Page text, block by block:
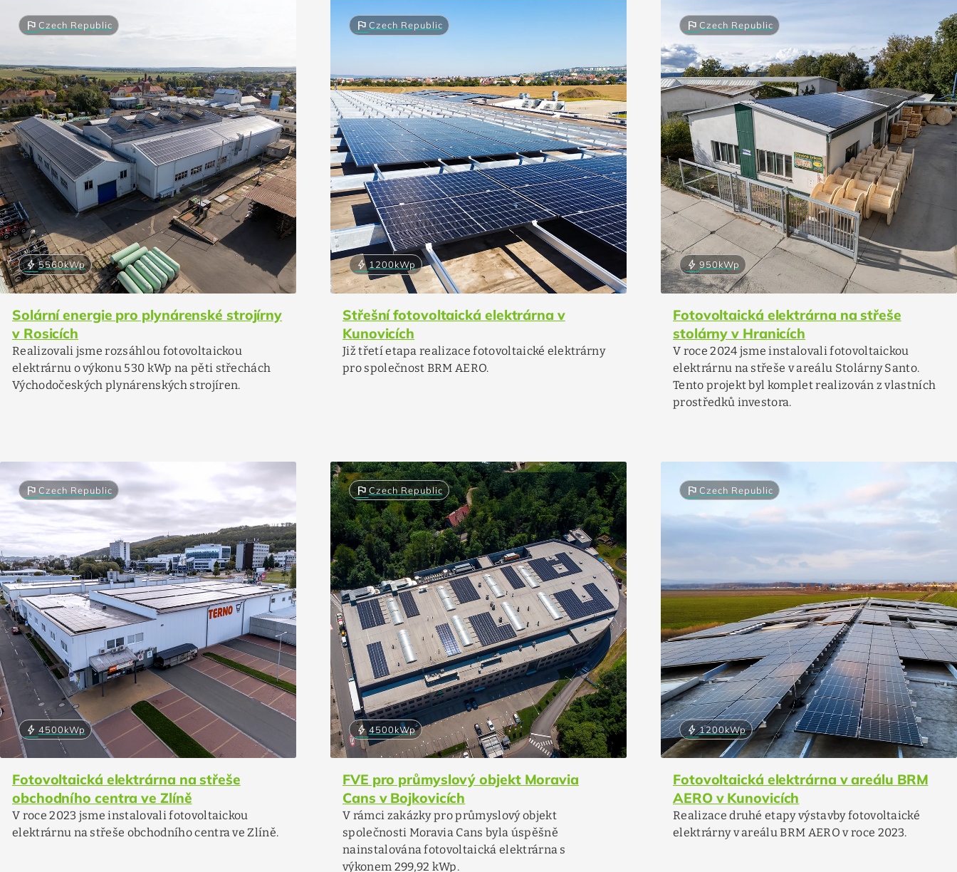
flagCzech Republic
bolt5560kWp
Solární energie pro plynárenské strojírny
v Rosicích
Realizovali jsme rozsáhlou fotovoltaickou
elektrárnu o výkonu 530 kWp na pěti střechách
Východočeských plynárenských strojíren.
flagCzech Republic
bolt1200kWp
Střešní fotovoltaická elektrárna v
Kunovicích
Již třetí etapa realizace fotovoltaické elektrárny
pro společnost BRM AERO.
flagCzech Republic
bolt950kWp
Fotovoltaická elektrárna na střeše
stolárny v Hranicích
V roce 2024 jsme instalovali fotovoltaickou
elektrárnu na střeše v areálu Stolárny Santo.
Tento projekt byl komplet realizován z vlastních
prostředků investora.
flag Czech Republic
bolt 4500kWp
Fotovoltaická elektrárna na střeše
obchodního centra ve Zlíně
V roce 2023 jsme instalovali fotovoltaickou
elektrárnu na střeše obchodního centra ve Zlíně.
flagCzech Republic
bolt4500kWp
FVE pro průmyslový objekt Moravia
Cans v Bojkovicích
V rámci zakázky pro průmyslový objekt
společnosti Moravia Cans byla úspěšně
nainstalována fotovoltaická elektrárna s
výkonem 299,92 kWp.
flag Czech Republic
bolt1200kWp
Fotovoltaická elektrárna v areálu BRM
AERO v Kunovicích
Realizace druhé etapy výstavby fotovoltaické
elektrárny v areálu BRM AERO v roce 2023.